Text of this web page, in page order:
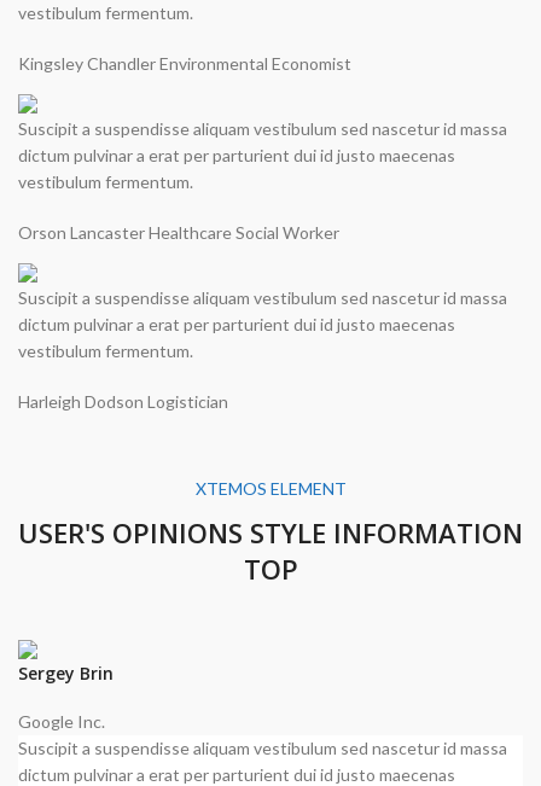
vestibulum fermentum.
Kingsley ChandlerEnvironmental Economist
Suscipit a suspendisse aliquam vestibulum sed nascetur id massa
dictum pulvinar a erat per parturient dui id justo maecenas
vestibulum fermentum.
Orson LancasterHealthcare Social Worker
Suscipit a suspendisse aliquam vestibulum sed nascetur id massa
dictum pulvinar a erat per parturient dui id justo maecenas
vestibulum fermentum.
Harleigh DodsonLogistician
XTEMOS ELEMENT
USER'S OPINIONS STYLE INFORMATION
TOP
Sergey Brin
Google Inc.
Suscipit a suspendisse aliquam vestibulum sed nascetur id massa
dictum pulvinar a erat per parturient dui id justo maecenas